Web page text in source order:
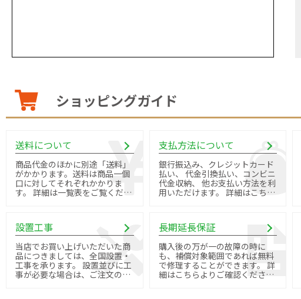
ショッピングガイド
送料について
商品代金のほかに別途「送料」
がかかります。送料は商品一個
口に対してそれぞれかかりま
す。 詳細は一覧表をご覧くださ
支払方法について
銀行振込み、クレジットカード
払い、 代金引換払い、コンビニ
代金収納、 他お支払い方法を利
用いただけます。 詳細はこちら
設置工事
当店でお買い上げいただいた商
品につきましては、全国設置・
工事を承ります。 設置並びに工
事が必要な場合は、ご注文の際
長期延長保証
購入後の万が一の故障の時に
も、補償対象範囲であれば無料
で修理することができます。 詳
細はこちらよりご確認くださ